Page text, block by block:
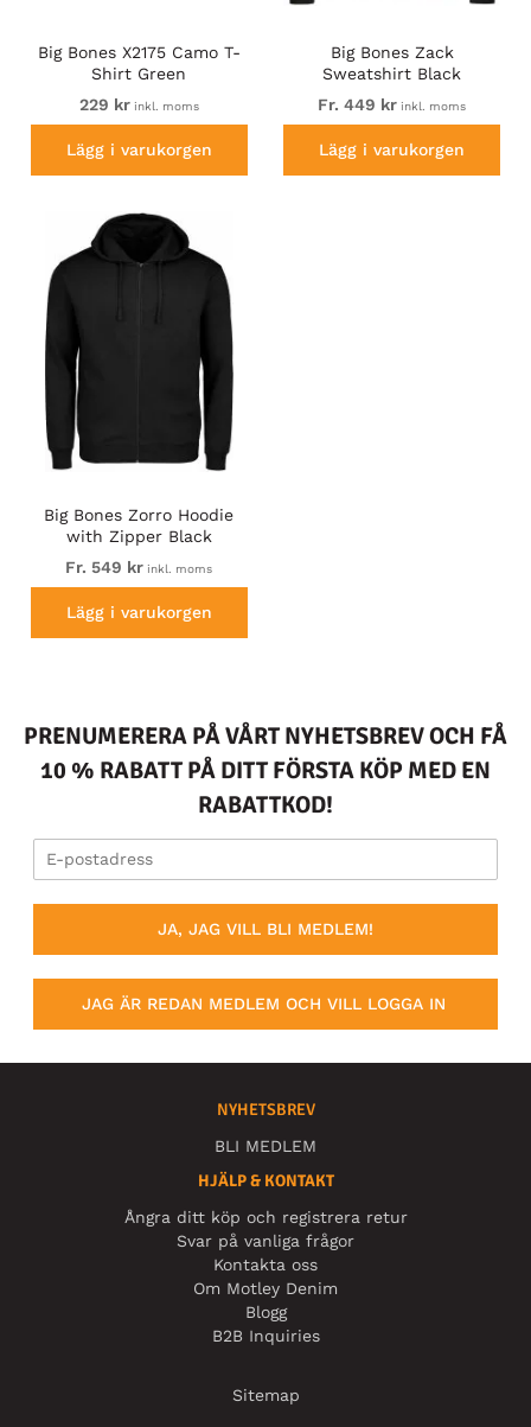
Big Bones X2175 Camo T-
Shirt Green
229 krinkl. moms
Lägg i varukorgen
Big Bones Zack
Sweatshirt Black
Fr. 449 kr inkl. moms
Lägg i varukorgen
Big Bones Zorro Hoodie
with Zipper Black
Fr. 549 kr inkl. moms
Lägg i varukorgen
PRENUMERERA PÅ VÅRT NYHETSBREV OCH FÅ
10 % RABATT PÅ DITT FÖRSTA KÖP MED EN
RABATTKOD!
JA, JAG VILL BLI MEDLEM!
JAG ÄR REDAN MEDLEM OCH VILL LOGGA IN
NYHETSBREV
BLI MEDLEM
HJÄLP & KONTAKT
Ångra ditt köp och registrera retur
Svar på vanliga frågor
Kontakta oss
Om Motley Denim
Blogg
B2B Inquiries
Sitemap